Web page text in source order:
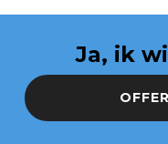
Ja, ik